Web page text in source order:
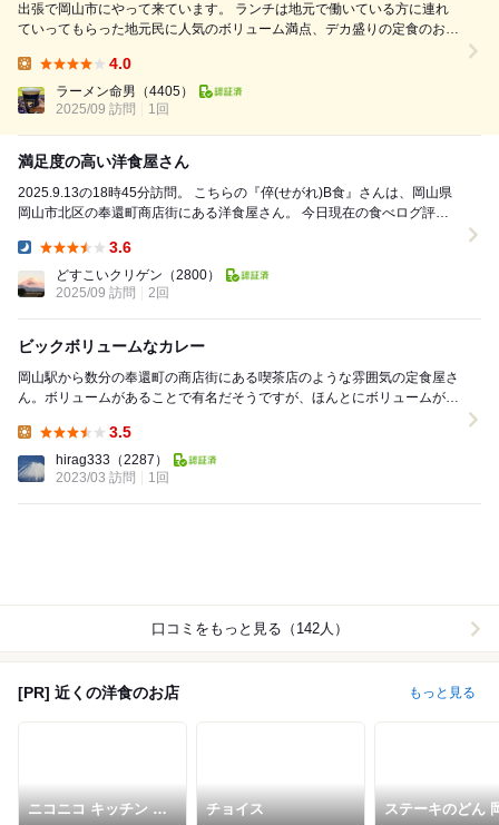
出張で岡山市にやって来ています。 ランチは地元で働いている方に連れ
ていってもらった地元民に人気のボリューム満点、デカ盛りの定食のお店
ランチタイムということもあり 4-5名が並んでいました。 待つこと15分
ぐらいで店...
4.0
ラーメン命男 （4405）
2025/09 訪問
1回
満足度の高い洋食屋さん
2025.9.13の18時45分訪問。 こちらの『倅(せがれ)B食』さんは、岡山県
岡山市北区の奉還町商店街にある洋食屋さん。 今日現在の食べログ評価
3.6
どすこいクリゲン （2800）
2025/09 訪問
2回
ビックボリュームなカレー
岡山駅から数分の奉還町の商店街にある喫茶店のような雰囲気の定食屋さ
ん。ボリュームがあることで有名だそうですが、ほんとにボリュームがあ
3.5
hirag333 （2287）
2023/03 訪問
1回
口コミをもっと見る（142人）
[PR] 近くの洋食のお店 もっと見る
ニコニコ キッチン さ
チョイス
ステーキのどん